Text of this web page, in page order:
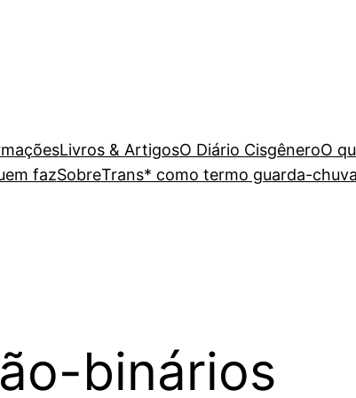
Livros & ArtigosO Diário CisgêneroO
fazSobreTrans* como termo guarda-chuva
binários